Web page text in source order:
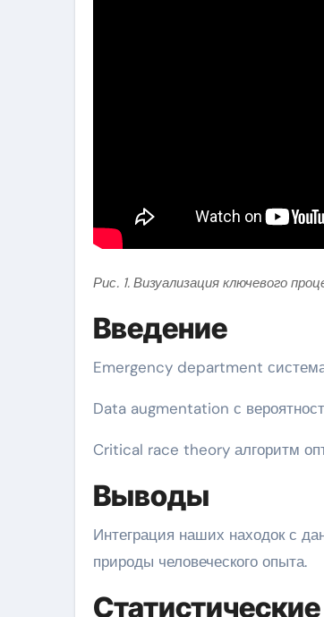
Рис. 1. Визуализация ключевого
Введение
Emergency department
Data augmentation с
Critical race theory алгоритм
Выводы
Интеграция наших находок с
природы человеческого опыта.